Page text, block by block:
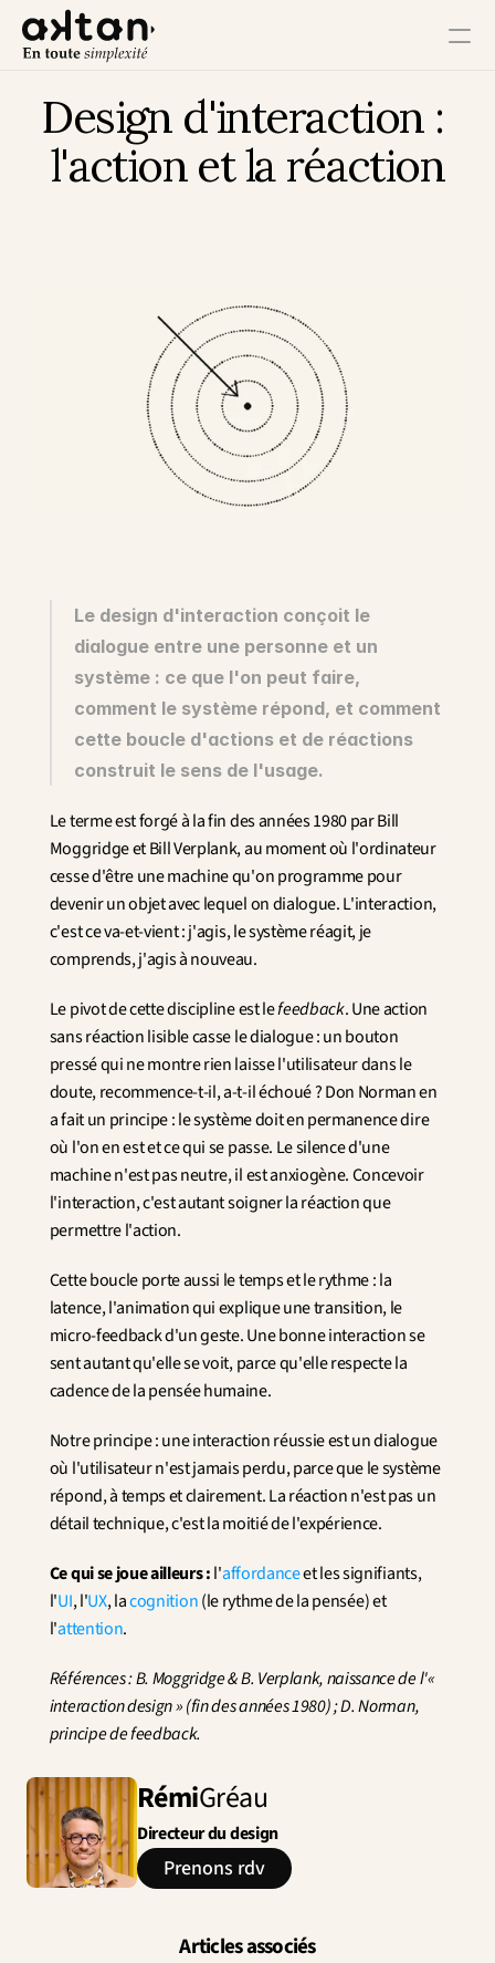
Formation
Agence
Impact Collaborateur
Impact Écosystème
Impact Croissance
Impact Opérations
Expérience client & collaborateur
Aérospatial
Défense
Santé & Care
Banque et Assurance
Énergie
Digital & Tech
Territoires & Place Making
Design d'interaction :
l'action et la réaction
Le design d'interaction conçoit le
dialogue entre une personne et un
système : ce que l'on peut faire,
comment le système répond, et comment
cette boucle d'actions et de réactions
construit le sens de l'usage.
Le terme est forgé à la fin des années 1980 par Bill
Moggridge et Bill Verplank, au moment où l'ordinateur
cesse d'être une machine qu'on programme pour
devenir un objet avec lequel on dialogue. L'interaction,
c'est ce va-et-vient : j'agis, le système réagit, je
comprends, j'agis à nouveau.
Le pivot de cette discipline est le feedback. Une action
sans réaction lisible casse le dialogue : un bouton
pressé qui ne montre rien laisse l'utilisateur dans le
doute, recommence-t-il, a-t-il échoué ? Don Norman en
a fait un principe : le système doit en permanence dire
où l'on en est et ce qui se passe. Le silence d'une
machine n'est pas neutre, il est anxiogène. Concevoir
l'interaction, c'est autant soigner la réaction que
permettre l'action.
Cette boucle porte aussi le temps et le rythme : la
latence, l'animation qui explique une transition, le
micro-feedback d'un geste. Une bonne interaction se
sent autant qu'elle se voit, parce qu'elle respecte la
cadence de la pensée humaine.
Notre principe : une interaction réussie est un dialogue
où l'utilisateur n'est jamais perdu, parce que le système
répond, à temps et clairement. La réaction n'est pas un
détail technique, c'est la moitié de l'expérience.
Ce qui se joue ailleurs : l'affordance et les signifiants,
l'UI, l'UX, la cognition (le rythme de la pensée) et
l'attention.
Références : B. Moggridge & B. Verplank, naissance de l'«
interaction design » (fin des années 1980) ; D. Norman,
principe de feedback.
RémiGréau
Directeur du design
Prenons rdv
Articles associés